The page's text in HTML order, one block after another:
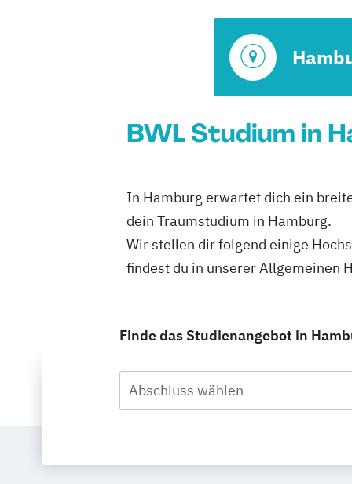
BWL Studium in
In Hamburg erwartet dich ein
dein Traumstudium in Hamburg.
Wir stellen dir folgend einige
findest du in unserer Allgemeinen
Finde das Studienangebot in
Abschluss wählen